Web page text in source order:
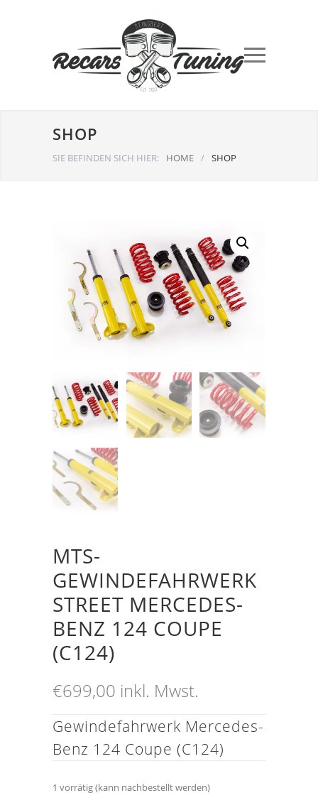
SHOP
SIE BEFINDEN SICH HIER: HOME / SHOP
MTS-
GEWINDEFAHRWERK
STREET MERCEDES-
BENZ 124 COUPE
(C124)
€699,00 inkl. Mwst.
Gewindefahrwerk Mercedes-
Benz 124 Coupe (C124)
1 vorrätig (kann nachbestellt werden)